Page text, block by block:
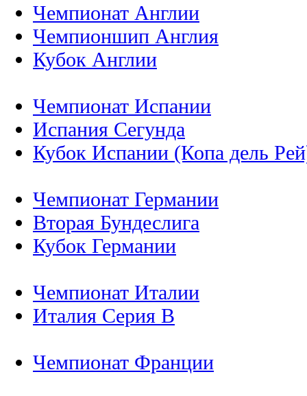
Чемпионат Англии
Чемпионшип Англия
Кубок Англии
Чемпионат Испании
Испания Сегунда
Кубок Испании (Копа дель
Чемпионат Германии
Вторая Бундеслига
Кубок Германии
Чемпионат Италии
Италия Серия B
Чемпионат Франции